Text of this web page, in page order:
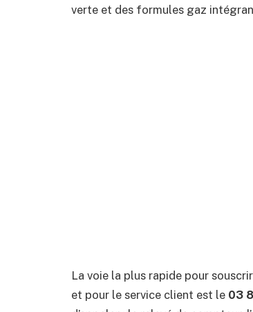
verte et des formules gaz
La voie la plus rapide pour
et pour le service client est le 03